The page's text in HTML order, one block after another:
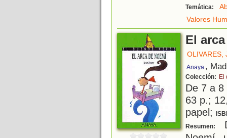
Temática:
Valores
El
OLIVARES,
Anaya ,
Colección: El
De 7 a
63 p.;
papel;
Resumen: